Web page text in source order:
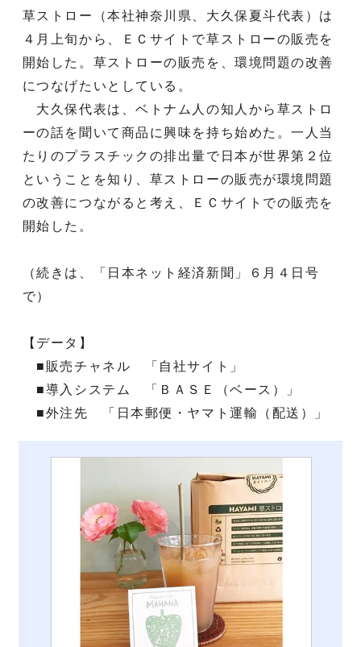
草ストロー（本社神奈川県、大久保夏斗代表）は
４月上旬から、ＥＣサイトで草ストローの販売を
開始した。草ストローの販売を、環境問題の改善
につなげたいとしている。
大久保代表は、ベトナム人の知人から草ストロ
ーの話を聞いて商品に興味を持ち始めた。一人当
たりのプラスチックの排出量で日本が世界第２位
ということを知り、草ストローの販売が環境問題
の改善につながると考え、ＥＣサイトでの販売を
開始した。
（続きは、「日本ネット経済新聞」６月４日号
で）
【データ】
■販売チャネル 「自社サイト」
■導入システム 「ＢＡＳＥ（ベース）」
■外注先 「日本郵便・ヤマト運輸（配送）」